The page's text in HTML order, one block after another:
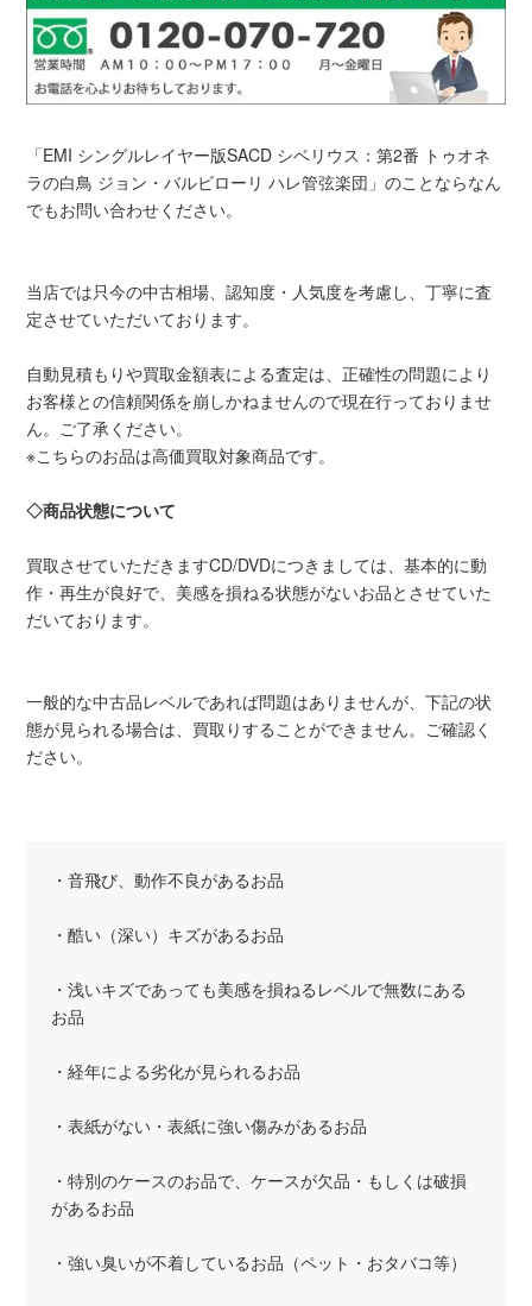
「EMI シングルレイヤー版SACD シベリウス：第2番 トゥオネ
ラの白鳥 ジョン・バルビローリ ハレ管弦楽団」のことならなん
でもお問い合わせください。
当店では只今の中古相場、認知度・人気度を考慮し、丁寧に査
定させていただいております。
自動見積もりや買取金額表による査定は、正確性の問題により
お客様との信頼関係を崩しかねませんので現在行っておりませ
ん。ご了承ください。
※こちらのお品は高価買取対象商品です。
◇商品状態について
買取させていただきますCD/DVDにつきましては、基本的に動
作・再生が良好で、美感を損ねる状態がないお品とさせていた
だいております。
一般的な中古品レベルであれば問題はありませんが、下記の状
態が見られる場合は、買取りすることができません。ご確認く
ださい。
・音飛び、動作不良があるお品
・酷い（深い）キズがあるお品
・浅いキズであっても美感を損ねるレベルで無数にある
お品
・経年による劣化が見られるお品
・表紙がない・表紙に強い傷みがあるお品
・特別のケースのお品で、ケースが欠品・もしくは破損
があるお品
・強い臭いが不着しているお品（ペット・おタバコ等）